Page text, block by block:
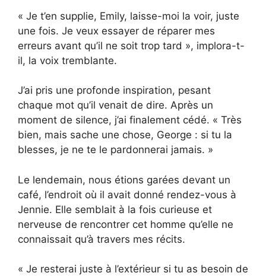
« Je t’en supplie, Emily, laisse-moi la voir, juste
une fois. Je veux essayer de réparer mes
erreurs avant qu’il ne soit trop tard », implora-t-
il, la voix tremblante.
J’ai pris une profonde inspiration, pesant
chaque mot qu’il venait de dire. Après un
moment de silence, j’ai finalement cédé. « Très
bien, mais sache une chose, George : si tu la
blesses, je ne te le pardonnerai jamais. »
Le lendemain, nous étions garées devant un
café, l’endroit où il avait donné rendez-vous à
Jennie. Elle semblait à la fois curieuse et
nerveuse de rencontrer cet homme qu’elle ne
connaissait qu’à travers mes récits.
« Je resterai juste à l’extérieur si tu as besoin de